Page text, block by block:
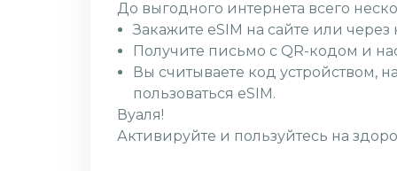
До выгодного интернета всего
Закажите eSIM на сайте или
Получите письмо с QR-кодом и
Вы считываете код устройством,
пользоваться eSIM.
Вуаля!
Активируйте и пользуйтесь на